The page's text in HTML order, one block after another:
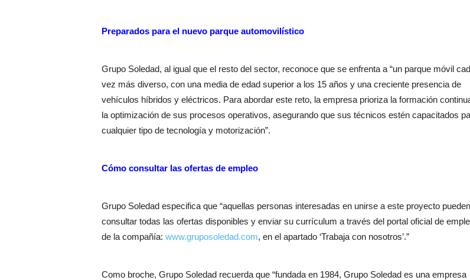
Preparados para el nuevo parque automovilístico
Grupo Soledad, al igual que el resto del sector, reconoce que se enfrenta a “un parque móvil
vez más diverso, con una media de edad superior a los 15 años y una creciente presencia de
vehículos híbridos y eléctricos. Para abordar este reto, la empresa prioriza la formación
la optimización de sus procesos operativos, asegurando que sus técnicos estén capacitados
cualquier tipo de tecnología y motorización”.
Cómo consultar las ofertas de empleo
Grupo Soledad especifica que “aquellas personas interesadas en unirse a este proyecto pueden
consultar todas las ofertas disponibles y enviar su currículum a través del portal oficial de
de la compañía: www.gruposoledad.com, en el apartado ‘Trabaja con nosotros’.”
Como broche, Grupo Soledad recuerda que “fundada en 1984, Grupo Soledad es una empresa